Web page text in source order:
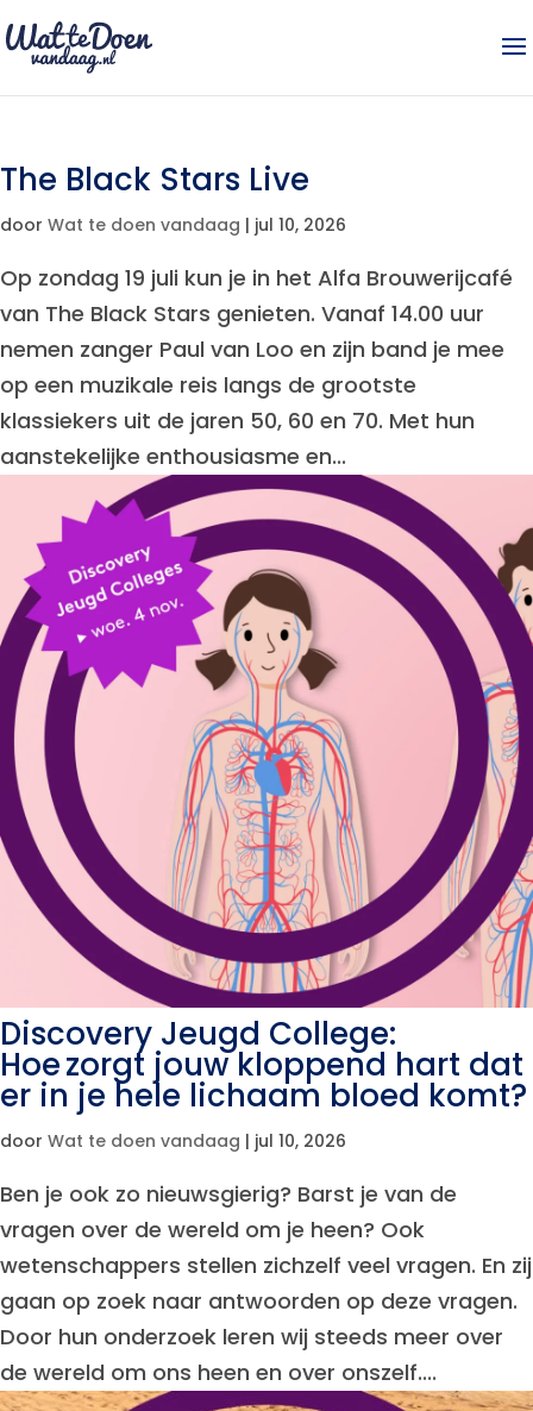
The Black Stars Live
door Wat te doen vandaag | jul 10, 2026
Op zondag 19 juli kun je in het Alfa Brouwerijcafé
van The Black Stars genieten. Vanaf 14.00 uur
nemen zanger Paul van Loo en zijn band je mee
op een muzikale reis langs de grootste
klassiekers uit de jaren 50, 60 en 70. Met hun
aanstekelijke enthousiasme en...
Discovery Jeugd College:
Hoe zorgt jouw kloppend hart dat
er in je hele lichaam bloed komt?
door Wat te doen vandaag | jul 10, 2026
Ben je ook zo nieuwsgierig? Barst je van de
vragen over de wereld om je heen? Ook
wetenschappers stellen zichzelf veel vragen. En zij
gaan op zoek naar antwoorden op deze vragen.
Door hun onderzoek leren wij steeds meer over
de wereld om ons heen en over onszelf....